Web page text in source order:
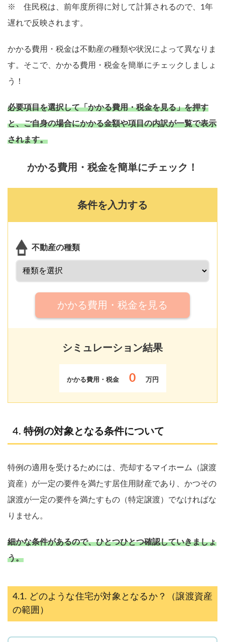
※ 住民税は、前年度所得に対して計算されるので、1年
遅れで反映されます。
かかる費用・税金は不動産の種類や状況によって異なりま
す。そこで、かかる費用・税金を簡単にチェックしましょ
う！
必要項目を選択して「かかる費用・税金を見る」を押す
と、ご自身の場合にかかる金額や項目の内訳が一覧で表示
されます。
かかる費用・税金を簡単にチェック！
条件を入力する
不動産の種類
かかる費用・税金を見る
シミュレーション結果
かかる費用・税金 0 万円
特例の対象となる条件について
特例の適用を受けるためには、売却するマイホーム（譲渡
資産）が一定の要件を満たす居住用財産であり、かつその
譲渡が一定の要件を満たすもの（特定譲渡）でなければな
りません。
細かな条件があるので、ひとつひとつ確認していきましょ
う。
どのような住宅が対象となるか？（譲渡資産
の範囲）